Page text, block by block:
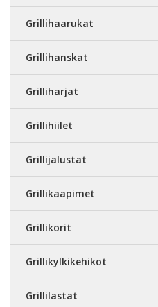
Grillihaarukat
Grillihanskat
Grilliharjat
Grillihiilet
Grillijalustat
Grillikaapimet
Grillikorit
Grillikylkikehikot
Grillilastat